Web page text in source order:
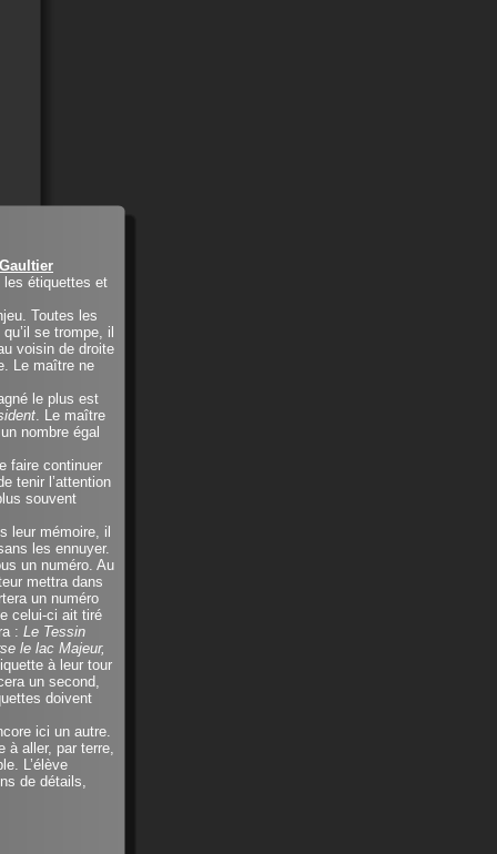
les étiquettes et
Toutes les
se trompe, il
voisin de droite
Le maître ne
le plus est
. Le maître
nombre égal
faire continuer
tenir l’attention
souvent
leur mémoire, il
les ennuyer.
un numéro. Au
mettra dans
un numéro
celui-ci ait tiré
: Le Tessin
le lac Majeur,
à leur tour
un second,
doivent
ici un autre.
à aller, par terre,
L’élève
de détails,